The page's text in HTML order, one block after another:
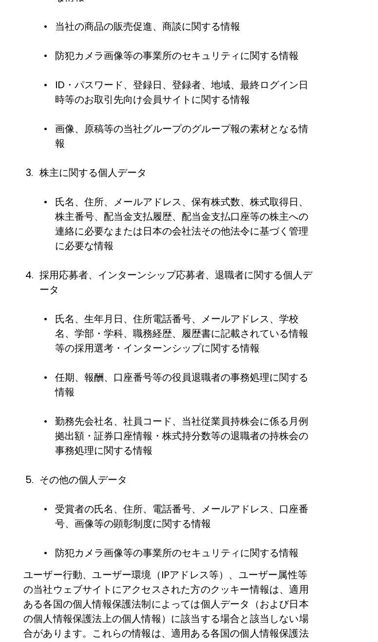
当社の商品の販売促進、商談に関する情報
防犯カメラ画像等の事業所のセキュリティに関する情報
ID・パスワード、登録日、登録者、地域、最終ログイン日
時等のお取引先向け会員サイトに関する情報
画像、原稿等の当社グループのグループ報の素材となる情
報
株主に関する個人データ
氏名、住所、メールアドレス、保有株式数、株式取得日、
株主番号、配当金支払履歴、配当金支払口座等の株主への
連絡に必要なまたは日本の会社法その他法令に基づく管理
に必要な情報
採用応募者、インターンシップ応募者、退職者に関する個人デ
ータ
氏名、生年月日、住所電話番号、メールアドレス、学校
名、学部・学科、職務経歴、履歴書に記載されている情報
等の採用選考・インターンシップに関する情報
任期、報酬、口座番号等の役員退職者の事務処理に関する
情報
勤務先会社名、社員コード、当社従業員持株会に係る月例
拠出額・証券口座情報・株式持分数等の退職者の持株会の
事務処理に関する情報
その他の個人データ
受賞者の氏名、住所、電話番号、メールアドレス、口座番
号、画像等の顕彰制度に関する情報
防犯カメラ画像等の事業所のセキュリティに関する情報
ユーザー行動、ユーザー環境（IPアドレス等）、ユーザー属性等
の当社ウェブサイトにアクセスされた方のクッキー情報は、適用
ある各国の個人情報保護法制によっては個人データ（および日本
の個人情報保護法上の個人情報）に該当する場合と該当しない場
合があります。これらの情報は、適用ある各国の個人情報保護法